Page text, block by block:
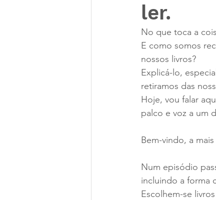
ler.
No que toca a
E como somos
nossos livros?
Explicá-lo,
retiramos das
Hoje, vou falar
palco e voz a um
Bem-vindo, a
Num episódio
incluindo a forma
Escolhem-se